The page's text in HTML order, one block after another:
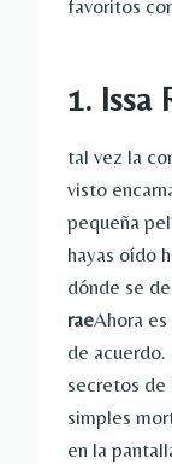
favoritos
1. Issa
tal vez la
visto
pequeña
hayas oído
dónde se
raeAhora
de
secretos de
simples
en la